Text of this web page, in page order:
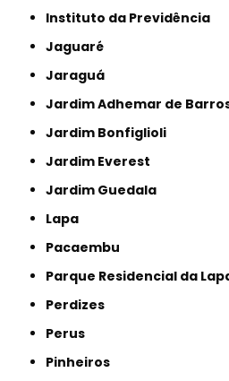
Instituto da Previdência
Jaguaré
Jaraguá
Jardim Adhemar de
Jardim Bonfiglioli
Jardim Everest
Jardim Guedala
Lapa
Pacaembu
Parque Residencial da
Perdizes
Perus
Pinheiros